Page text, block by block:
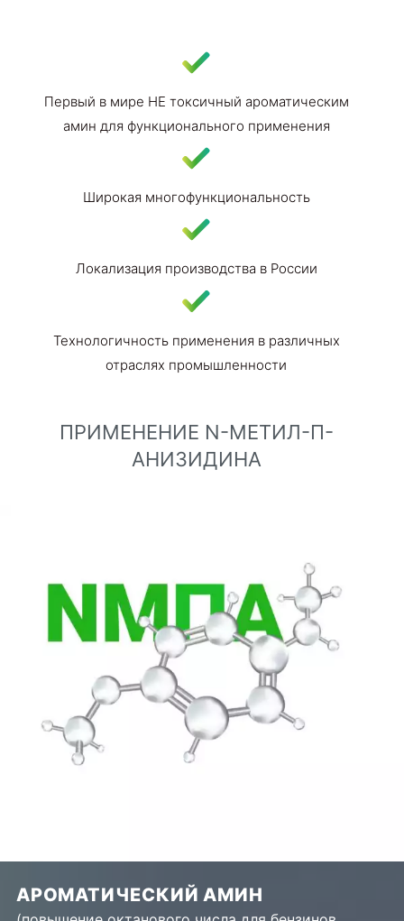
Первый в мире НЕ токсичный ароматическим
амин для функционального применения
Широкая многофункциональность
Локализация производства в России
Технологичность применения в различных
отраслях промышленности
ПРИМЕНЕНИЕ N-МЕТИЛ-П-
АНИЗИДИНА
АРОМАТИЧЕСКИЙ АМИН